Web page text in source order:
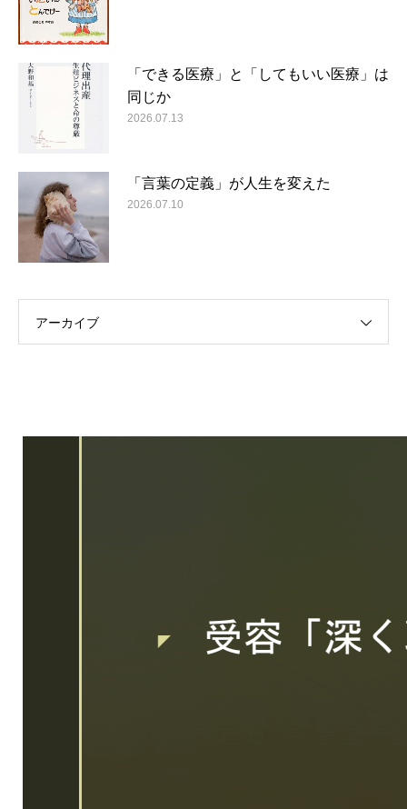
「できる医療」と「してもいい医療」は
同じか
2026.07.13
「言葉の定義」が人生を変えた
2026.07.10
アーカイブ